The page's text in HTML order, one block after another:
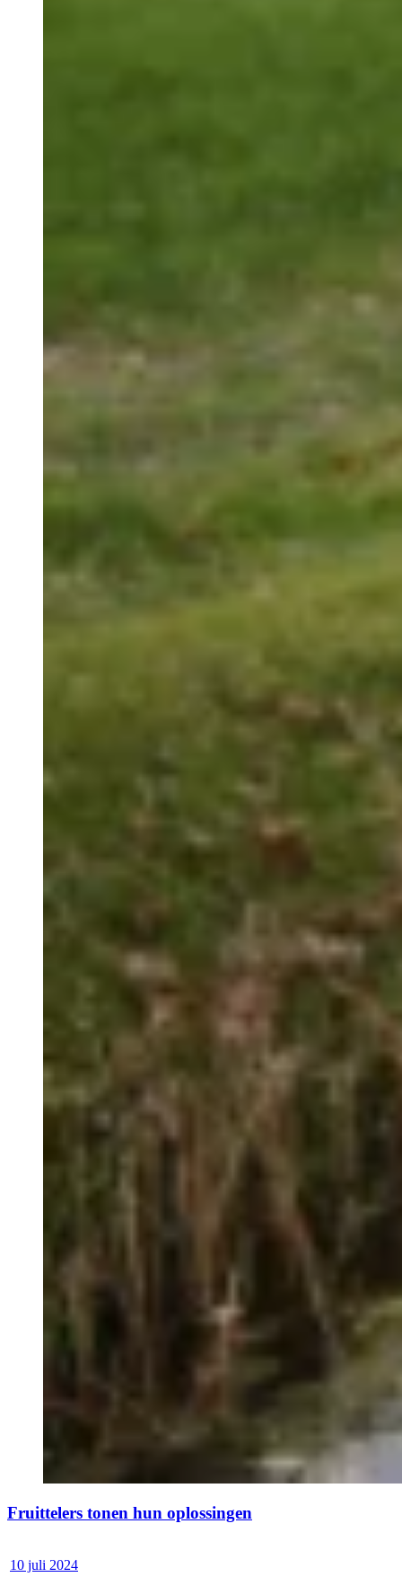
Fruittelers tonen hun oplossingen
10 juli 2024